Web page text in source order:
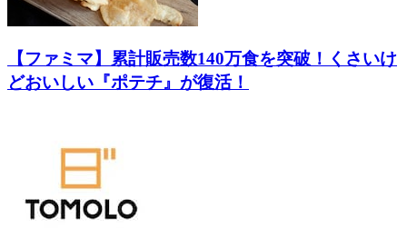
【ファミマ】累計販売数140万食を突破！くさいけ
どおいしい『ポテチ』が復活！